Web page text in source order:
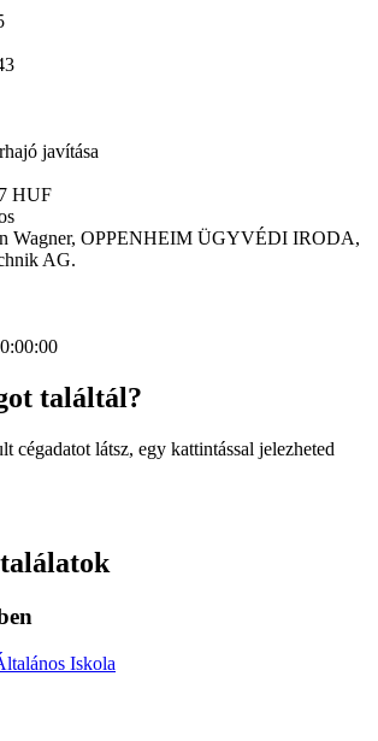
javítása
HUF
Wagner, OPPENHEIM ÜGYVÉDI IRODA,
AG.
találtál?
cégadatot látsz, egy kattintással jelezheted
Iskola